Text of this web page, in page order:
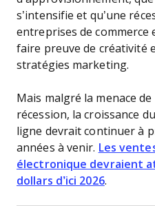
s’intensifie et qu’une
entreprises de commerce
faire preuve de créativité
stratégies marketing.
Mais malgré la menace
récession, la croissance
ligne devrait continuer à
années à venir. Les
électronique devraient
dollars d’ici 2026.